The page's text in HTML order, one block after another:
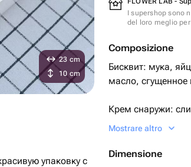
I supershop sono
del loro meglio
Composizione
Бисквит: мука,
масло,
Крем снаружи:
Mostrare altro
Dimensione
23 cm
10 cm
упаковку с